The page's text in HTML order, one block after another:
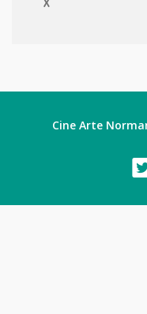
X
Cine Arte